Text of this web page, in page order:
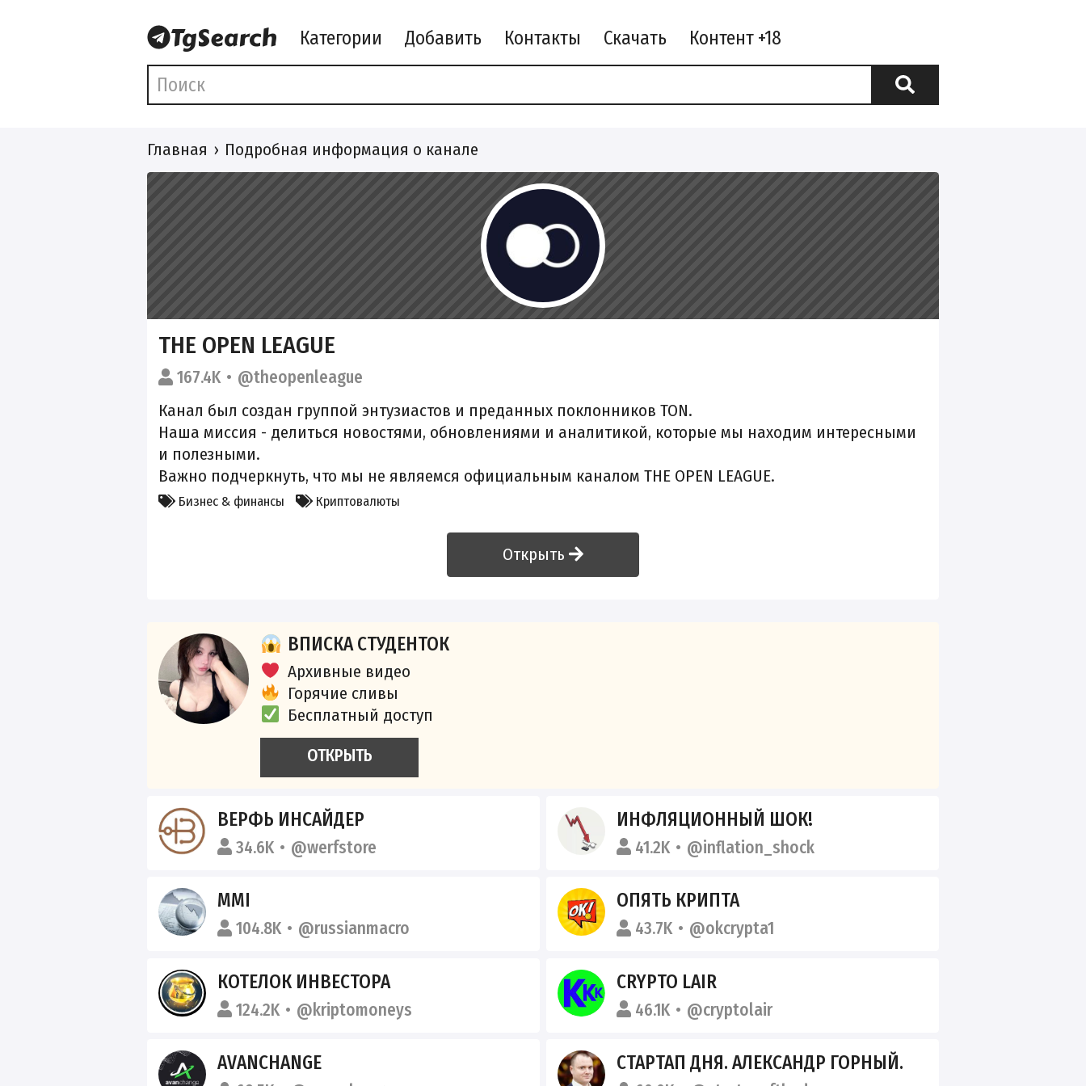
Категории Добавить Контакты Скачать
Главная Подробная информация о канале
THE OPEN LEAGUE
167.4K
@theopenleague
Канал был создан группой энтузиастов и преданных поклонников TON.
Наша миссия - делиться новостями, обновлениями и аналитикой, которые мы находим интересными
и полезными.
Важно подчеркнуть, что мы не являемся официальным каналом THE OPEN LEAGUE.
Бизнес & финансы Криптовалюты
Открыть
ВПИСКА СТУДЕНТОК
Архивные видео
Горячие сливы
Бесплатный доступ
ОТКРЫТЬ
ВЕРФЬ ИНСАЙДЕР
34.6K @werfstore
ИНФЛЯЦИОННЫЙ ШОК!
41.2K @inflation_shock
MMI
104.8K @russianmacro
ОПЯТЬ КРИПТА
43.7K @okcrypta1
КОТЕЛОК ИНВЕСТОРА
124.2K @kriptomoneys
CRYPTO LAIR
46.1K @cryptolair
AVANCHANGE СТАРТАП ДНЯ. АЛЕКСАНДР ГОРНЫЙ.